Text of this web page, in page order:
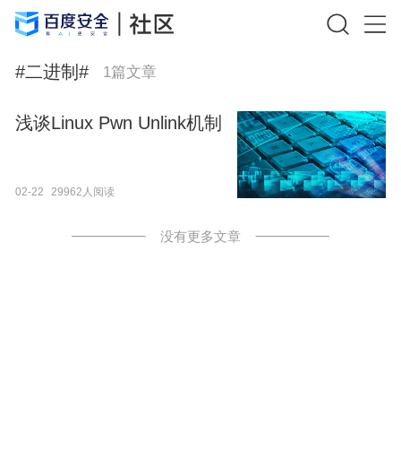
#二进制 # 1篇文章
浅谈Linux Pwn Unlink机制
02-22 29962人阅读
没有更多文章